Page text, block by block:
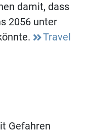
damit, dass
2056 unter
Travel
Gefahren